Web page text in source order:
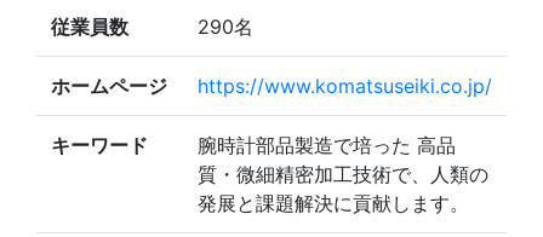
従業員数 290名
ホームページ https://www.komatsuseiki.co.jp/
キーワード
腕時計部品製造で培った 高品
質・微細精密加工技術で、人類の
発展と課題解決に貢献します。